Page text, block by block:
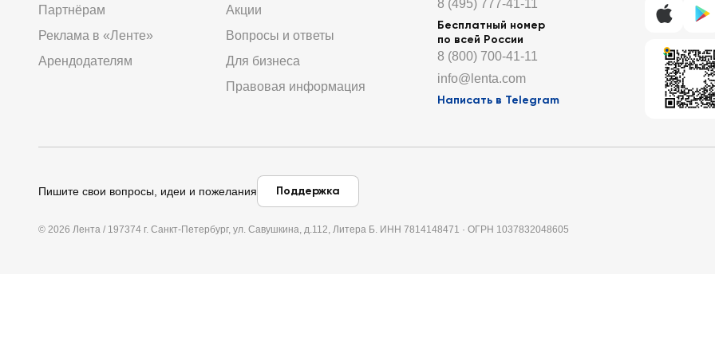
Партнёрам
Реклама в «Ленте»
Арендодателям
Акции
Вопросы и ответы
Для бизнеса
Правовая информация
8 (495) 777-41-11
Бесплатный номер
по всей России
8 (800) 700-41-11
info@lenta.com
Написать в Telegram
Пишите свои вопросы, идеи и пожелания Поддержка
© 2026 Лента / 197374 г. Санкт-Петербург, ул. Савушкина, д.112, Литера Б. ИНН 7814148471 · ОГРН 1037832048605